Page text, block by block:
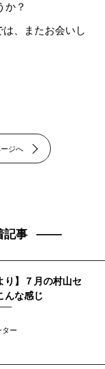
か？
、またお会いし
ジへ
記事
り】７月の村山セ
んな感じ
ター